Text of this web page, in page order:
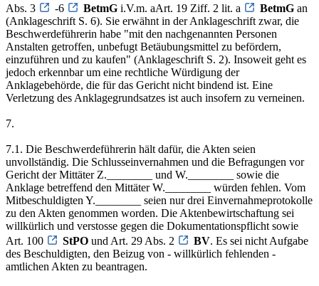
Abs. 3
-6 BetmG i.V.m. aArt. 19 Ziff. 2 lit. a BetmG an
(Anklageschrift S. 6). Sie erwähnt in der Anklageschrift zwar, die
Beschwerdeführerin habe "mit den nachgenannten Personen
Anstalten getroffen, unbefugt Betäubungsmittel zu befördern,
einzuführen und zu kaufen" (Anklageschrift S. 2). Insoweit geht es
jedoch erkennbar um eine rechtliche Würdigung der
Anklagebehörde, die für das Gericht nicht bindend ist. Eine
Verletzung des Anklagegrundsatzes ist auch insofern zu verneinen.
7.
7.1. Die Beschwerdeführerin hält dafür, die Akten seien
unvollständig. Die Schlusseinvernahmen und die Befragungen vor
Gericht der Mittäter Z.________ und W.________ sowie die
Anklage betreffend den Mittäter W.________ würden fehlen. Vom
Mitbeschuldigten Y.________ seien nur drei Einvernahmeprotokolle
zu den Akten genommen worden. Die Aktenbewirtschaftung sei
willkürlich und verstosse gegen die Dokumentationspflicht sowie
Art. 100
StPO und Art. 29 Abs. 2 BV. Es sei nicht Aufgabe
des Beschuldigten, den Beizug von - willkürlich fehlenden -
amtlichen Akten zu beantragen.